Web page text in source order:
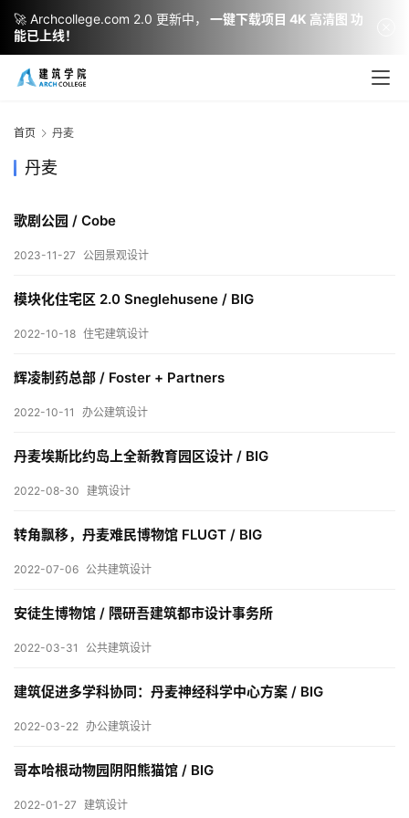
建
设
计
内
计
城
与
观
建
教
首页 丹麦
丹麦
歌剧公园 / Cobe
2023-11-27 公园景观设计
模块化住宅区 2.0 Sneglehusene / BIG
2022-10-18 住宅建筑设计
辉凌制药总部 / Foster + Partners
2022-10-11 办公建筑设计
丹麦埃斯比约岛上全新教育园区设计 / BIG
2022-08-30 建筑设计
转角飘移，丹麦难民博物馆 FLUGT / BIG
2022-07-06 公共建筑设计
安徒生博物馆 / 隈研吾建筑都市设计事务所
2022-03-31 公共建筑设计
建筑促进多学科协同：丹麦神经科学中心方案 / BIG
2022-03-22 办公建筑设计
哥本哈根动物园阴阳熊猫馆 / BIG
2022-01-27 建筑设计
🚀 Archcollege.com 2.0 更新中，
一键下载项目 4K 高清图 功
能已上线！